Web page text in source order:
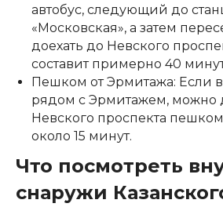
автобус, следующий до
«Московская», а затем
доехать до Невского
составит примерно 40
Пешком от Эрмитажа: Если
рядом с Эрмитажем, можно
Невского проспекта
около 15 минут.
Что посмотреть
снаружи